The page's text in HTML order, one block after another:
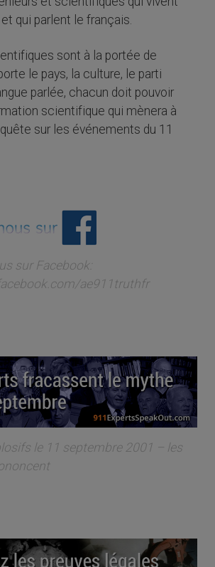
qui parlent le français.
sont à la portée de
le pays, la culture, le parti
parlée, chacun doit pouvoir
scientifique qui mènera à
sur les événements du 11
sur Facebook:
ae911truthfr
le 11 septembre 2001 – les